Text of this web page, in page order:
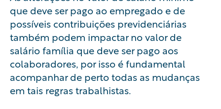
que deve ser pago ao empregado e de
possíveis contribuições previdenciárias
também podem impactar no valor de
salário família que deve ser pago aos
colaboradores, por isso é fundamental
acompanhar de perto todas as mudanças
em tais regras trabalhistas.